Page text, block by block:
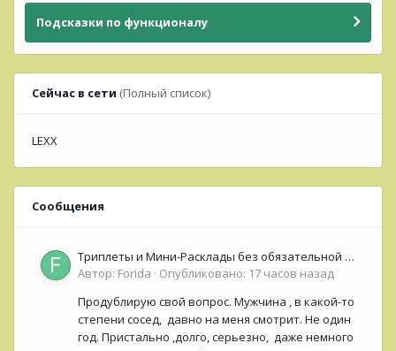
Подсказки по функционалу
Сейчас в сети (Полный список)
LEXX
Сообщения
Триплеты и Мини-Расклады без обязательной ОС
для НОВИЧКОВ (<50 сообщений)
Автор: Forida · Опубликовано: 17 часов назад
Продублирую свой вопрос. Мужчина , в какой-то
степени сосед, давно на меня смотрит. Не один
год. Пристально ,долго, серьезно, даже немного